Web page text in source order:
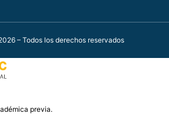
– Todos los derechos reservados
previa.